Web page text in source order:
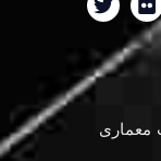
معماری